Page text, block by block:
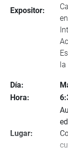
Expositor:
la
Día:
Hora:
Lugar: